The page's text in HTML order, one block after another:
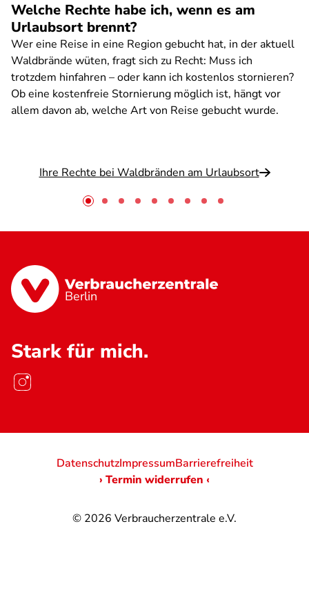
Welche Rechte habe ich, wenn es am
Urlaubsort brennt?
Wer eine Reise in eine Region gebucht hat, in der aktuell
Waldbrände wüten, fragt sich zu Recht: Muss ich
trotzdem hinfahren – oder kann ich kostenlos stornieren?
Ob eine kostenfreie Stornierung möglich ist, hängt vor
allem davon ab, welche Art von Reise gebucht wurde.
Ihre Rechte bei Waldbränden am Urlaubsort
Berlin
Stark für mich.
© 2026 Verbraucherzentrale e.V.
DatenschutzImpressumBarrierefreiheit
› Termin widerrufen ‹